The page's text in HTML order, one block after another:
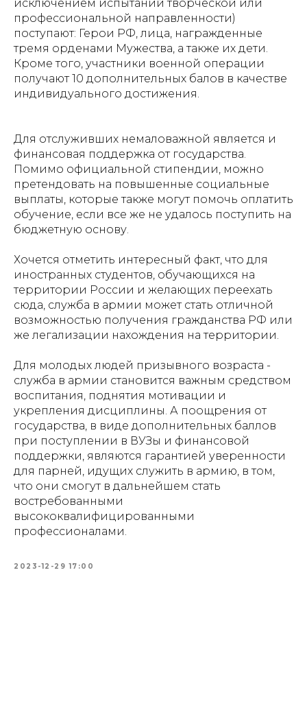
исключением испытаний творческой или
профессиональной направленности)
поступают: Герои РФ, лица, награжденные
тремя орденами Мужества, а также их дети.
Кроме того, участники военной операции
получают 10 дополнительных балов в качестве
индивидуального достижения.
Для отслуживших немаловажной является и
финансовая поддержка от государства.
Помимо официальной стипендии, можно
претендовать на повышенные социальные
выплаты, которые также могут помочь оплатить
обучение, если все же не удалось поступить на
бюджетную основу.
Хочется отметить интересный факт, что для
иностранных студентов, обучающихся на
территории России и желающих переехать
сюда, служба в армии может стать отличной
возможностью получения гражданства РФ или
же легализации нахождения на территории.
Для молодых людей призывного возраста -
служба в армии становится важным средством
воспитания, поднятия мотивации и
укрепления дисциплины. А поощрения от
государства, в виде дополнительных баллов
при поступлении в ВУЗы и финансовой
поддержки, являются гарантией уверенности
для парней, идущих служить в армию, в том,
что они смогут в дальнейшем стать
востребованными
высококвалифицированными
профессионалами.
2023-12-29 17:00